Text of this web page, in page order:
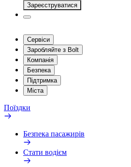
Зареєструватися
Сервіси
Заробляйте з Bolt
Компанія
Безпека
Підтримка
Міста
Поїздки
Безпека пасажирів
Стати водієм